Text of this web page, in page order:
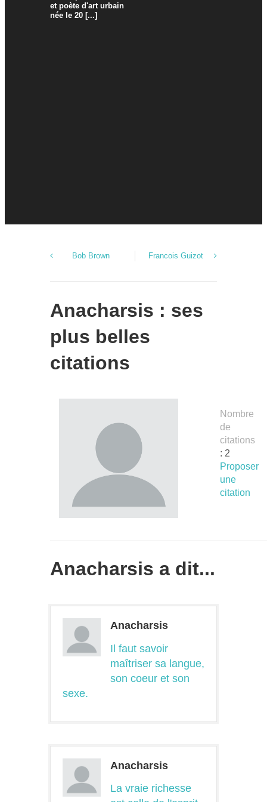
et poète d'art urbain
née le 20 [...]
Bob Brown Francois Guizot
Anacharsis : ses
plus belles
citations
Nombre
de
citations
: 2
Proposer
une
citation
Anacharsis a dit...
Anacharsis
Il faut savoir
maîtriser sa langue,
son coeur et son
sexe.
Anacharsis
La vraie richesse